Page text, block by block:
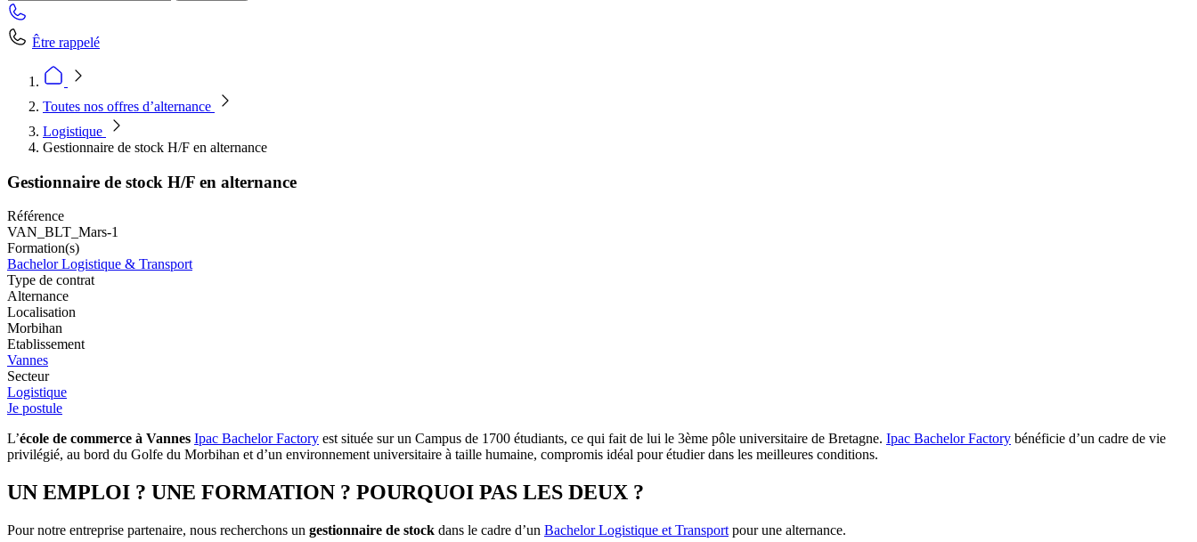
Être rappelé
Toutes nos offres d’alternance
Logistique
Gestionnaire de stock H/F en alternance
Gestionnaire de stock H/F en alternance
Référence
VAN_BLT_Mars-1
Formation(s)
Bachelor Logistique & Transport
Type de contrat
Alternance
Localisation
Morbihan
Etablissement
Vannes
Secteur
Logistique
Je postule
L’école de commerce à Vannes Ipac Bachelor Factory est située sur un Campus de 1700 étudiants, ce qui fait de lui le 3ème pôle universitaire de Bretagne. Ipac Bachelor Factory bénéficie d’un cadre de vie
privilégié, au bord du Golfe du Morbihan et d’un environnement universitaire à taille humaine, compromis idéal pour étudier dans les meilleures conditions.
UN EMPLOI ? UNE FORMATION ? POURQUOI PAS LES DEUX ?
Pour notre entreprise partenaire, nous recherchons un gestionnaire de stock dans le cadre d’un Bachelor Logistique et Transport pour une alternance.